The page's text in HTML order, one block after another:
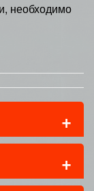
необходимо
+
+